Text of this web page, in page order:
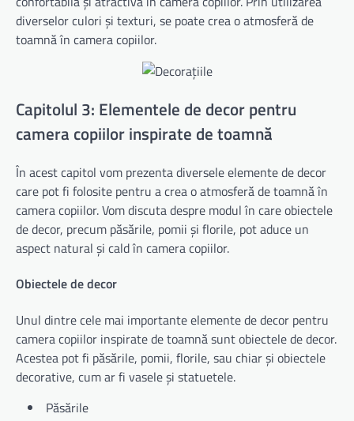
diverselor culori și texturi, se poate crea o atmosferă de
toamnă în camera copiilor.
Capitolul 3: Elementele de decor pentru
camera copiilor inspirate de toamnă
În acest capitol vom prezenta diversele elemente de decor
care pot fi folosite pentru a crea o atmosferă de toamnă în
camera copiilor. Vom discuta despre modul în care obiectele
de decor, precum păsările, pomii și florile, pot aduce un
aspect natural și cald în camera copiilor.
Obiectele de decor
Unul dintre cele mai importante elemente de decor pentru
camera copiilor inspirate de toamnă sunt obiectele de decor.
Acestea pot fi păsările, pomii, florile, sau chiar și obiectele
decorative, cum ar fi vasele și statuetele.
Păsările